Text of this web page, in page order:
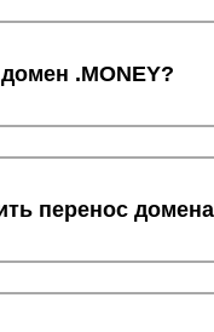
.MONEY?
перенос